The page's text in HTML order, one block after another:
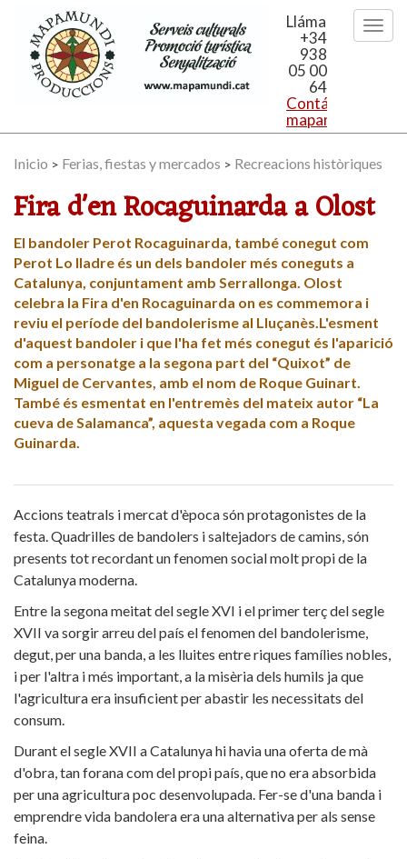
Llámanos
+34
938
05 00
64
Contáctanos:
Inicio > Ferias, fiestas y mercados > Recreacions històriques
Fira d'en Rocaguinarda a Olost
El bandoler Perot Rocaguinarda, també conegut com
Perot Lo lladre és un dels bandoler més coneguts a
Catalunya, conjuntament amb Serrallonga. Olost
celebra la Fira d'en Rocaguinarda on es commemora i
reviu el període del bandolerisme al Lluçanès.L'esment
d'aquest bandoler i que l'ha fet més conegut és l'aparició
com a personatge a la segona part del “Quixot” de
Miguel de Cervantes, amb el nom de Roque Guinart.
També és esmentat en l'entremès del mateix autor “La
cueva de Salamanca”, aquesta vegada com a Roque
Guinarda.
Accions teatrals i mercat d'època són protagonistes de la
festa. Quadrilles de bandolers i saltejadors de camins, són
presents tot recordant un fenomen social molt propi de la
Catalunya moderna.
Entre la segona meitat del segle XVI i el primer terç del segle
XVII va sorgir arreu del país el fenomen del bandolerisme,
degut, per una banda, a les lluites entre riques famílies nobles,
i per l'altra i més important, a la misèria dels humils ja que
l'agricultura era insuficient per abastir les necessitats del
consum.
Durant el segle XVII a Catalunya hi havia una oferta de mà
d'obra, tan forana com del propi país, que no era absorbida
per una agricultura poc desenvolupada. Fer-se d'una banda i
emprendre vida bandolera era una alternativa per als sense
feina.